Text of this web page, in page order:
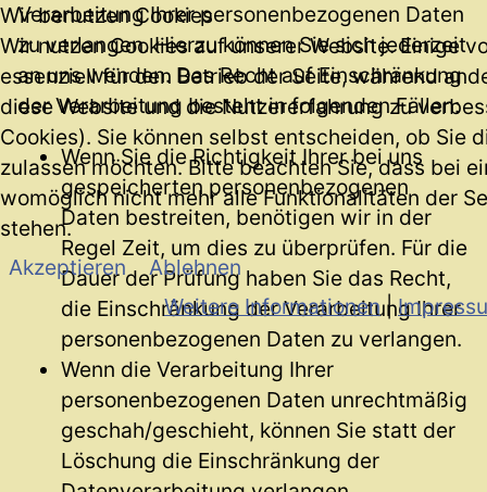
Verarbeitung Ihrer personenbezogenen Daten
zu verlangen. Hierzu können Sie sich jederzeit
an uns wenden. Das Recht auf Einschränkung
der Verarbeitung besteht in folgenden Fällen:
Wenn Sie die Richtigkeit Ihrer bei uns
gespeicherten personenbezogenen
Daten bestreiten, benötigen wir in der
Regel Zeit, um dies zu überprüfen. Für die
Dauer der Prüfung haben Sie das Recht,
die Einschränkung der Verarbeitung Ihrer
personenbezogenen Daten zu verlangen.
Wenn die Verarbeitung Ihrer
personenbezogenen Daten unrechtmäßig
geschah/geschieht, können Sie statt der
Löschung die Einschränkung der
Wir benutzen Cookies
Wir nutzen Cookies auf unserer Website. Einige
essenziell für den Betrieb der Seite, während
diese Website und die Nutzererfahrung zu
Cookies). Sie können selbst entscheiden, ob Sie
zulassen möchten. Bitte beachten Sie, dass bei
womöglich nicht mehr alle Funktionalitäten der
stehen.
Akzeptieren
Ablehnen
Weitere Informationen|